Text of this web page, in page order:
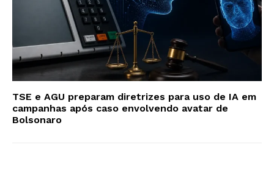
TSE e AGU preparam diretrizes para uso de IA em
campanhas após caso envolvendo avatar de
Bolsonaro